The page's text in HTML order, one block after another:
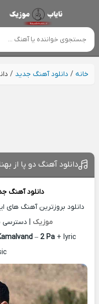
خانه/ دانلود آهنگ جدید /
دانلود آهنگ دو پا از
دانلود آهنگ
دانلود بروزترین آهنگ های
موزیک | دسترسی
– 2 Pa+ lyric